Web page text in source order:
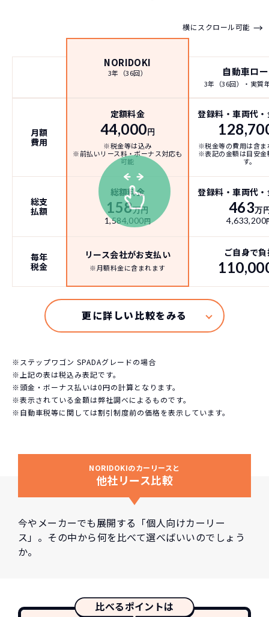
横にスクロール可能 →
NORIDOKI
3年（36回） 自動車ロ
3年（36回）・実質
月額
費用
定額料金
44,000円
※税金等は込み
※前払いリース料・ボーナス対応も
可能
登録料・車両代
※税金等の費用は含ま
※表記の金額は目安金
す。
総支
払額
総額料金
158万円
1,584,000円
登録料・車両代
463万
4,633,200
毎年
税金
リース会社がお支払い
※月額料金に含まれます
ご自身で
※ステップワゴン SPADAグレードの場合
※上記の表は税込み表記です。
※頭金・ボーナス払いは0円の計算となります。
※表示されている金額は弊社調べによるものです。
※自動車税等に関しては割引制度前の価格を表示しています。
NORIDOKIのカーリースと
他社リース比較
今やメーカーでも展開する「個人向けカーリー
ス」。その中から何を比べて選べばいいのでしょう
か。
比べるポイントは